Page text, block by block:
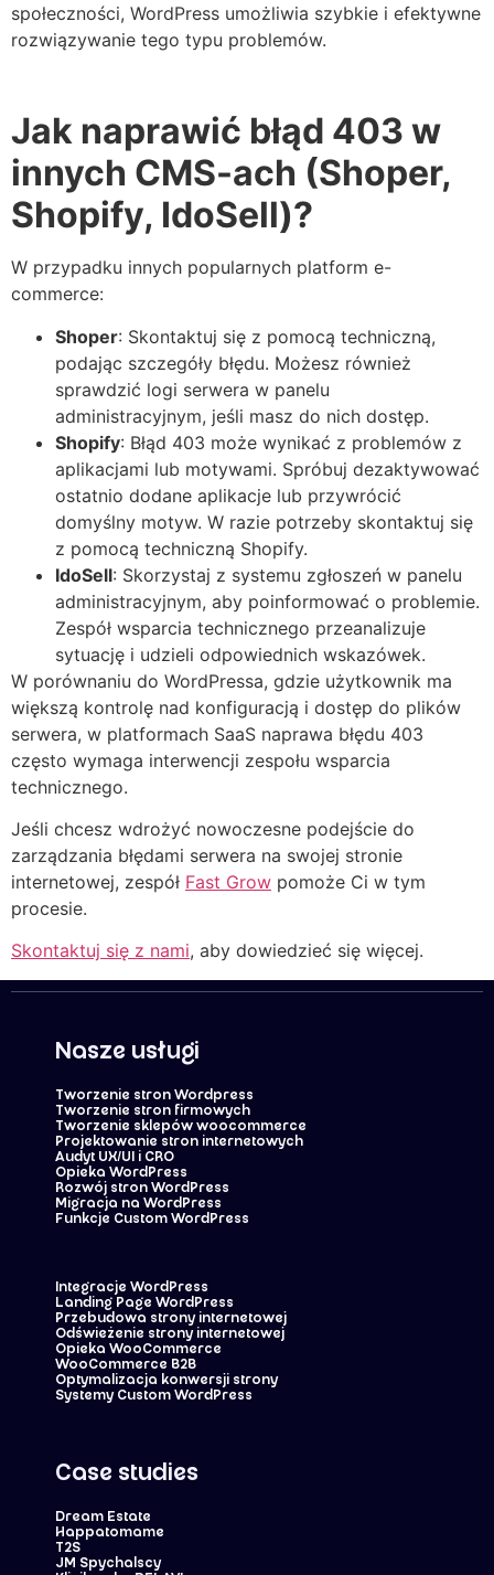
społeczności, WordPress umożliwia szybkie i efektywne
rozwiązywanie tego typu problemów.
Jak naprawić błąd 403 w
innych CMS-ach (Shoper,
Shopify, IdoSell)?
W przypadku innych popularnych platform e-
commerce:
Shoper: Skontaktuj się z pomocą techniczną,
podając szczegóły błędu. Możesz również
sprawdzić logi serwera w panelu
administracyjnym, jeśli masz do nich dostęp.
Shopify: Błąd 403 może wynikać z problemów z
aplikacjami lub motywami. Spróbuj dezaktywować
ostatnio dodane aplikacje lub przywrócić
domyślny motyw. W razie potrzeby skontaktuj się
z pomocą techniczną Shopify.
IdoSell: Skorzystaj z systemu zgłoszeń w panelu
administracyjnym, aby poinformować o problemie.
Zespół wsparcia technicznego przeanalizuje
sytuację i udzieli odpowiednich wskazówek.
W porównaniu do WordPressa, gdzie użytkownik ma
większą kontrolę nad konfiguracją i dostęp do plików
serwera, w platformach SaaS naprawa błędu 403
często wymaga interwencji zespołu wsparcia
technicznego.
Jeśli chcesz wdrożyć nowoczesne podejście do
zarządzania błędami serwera na swojej stronie
internetowej, zespół Fast Grow pomoże Ci w tym
procesie.
Skontaktuj się z nami, aby dowiedzieć się więcej.
Nasze usługi
Tworzenie stron Wordpress
Tworzenie stron firmowych
Tworzenie sklepów woocommerce
Projektowanie stron internetowych
Audyt UX/UI i CRO
Opieka WordPress
Rozwój stron WordPress
Migracja na WordPress
Funkcje Custom WordPress
Integracje WordPress
Landing Page WordPress
Przebudowa strony internetowej
Odświeżenie strony internetowej
Opieka WooCommerce
WooCommerce B2B
Optymalizacja konwersji strony
Systemy Custom WordPress
Case studies
Dream Estate
Happatomame
T2S
JM Spychalscy